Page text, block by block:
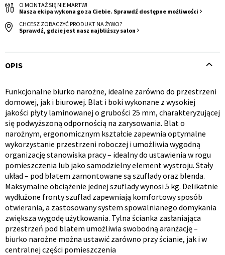
O MONTAŻ SIĘ NIE MARTW!
Nasza ekipa wykona go za Ciebie. Sprawdź dostępne możliwości
CHCESZ ZOBACZYĆ PRODUKT NA ŻYWO?
Sprawdź, gdzie jest nasz najbliższy salon
OPIS
Opis
produktu
Funkcjonalne biurko narożne, idealne zarówno do przestrzeni
domowej, jak i biurowej. Blat i boki wykonane z wysokiej
jakości płyty laminowanej o grubości 25 mm, charakteryzującej
się podwyższoną odpornością na zarysowania. Blat o
narożnym, ergonomicznym kształcie zapewnia optymalne
wykorzystanie przestrzeni roboczej i umożliwia wygodną
organizację stanowiska pracy – idealny do ustawienia w rogu
pomieszczenia lub jako samodzielny element wystroju. Stały
układ – pod blatem zamontowane są szuflady oraz blenda.
Maksymalne obciążenie jednej szuflady wynosi 5 kg. Delikatnie
wydłużone fronty szuflad zapewniają komfortowy sposób
otwierania, a zastosowany system spowalnianego domykania
zwiększa wygodę użytkowania. Tylna ścianka zasłaniająca
przestrzeń pod blatem umożliwia swobodną aranżację –
biurko narożne można ustawić zarówno przy ścianie, jak i w
centralnej części pomieszczenia